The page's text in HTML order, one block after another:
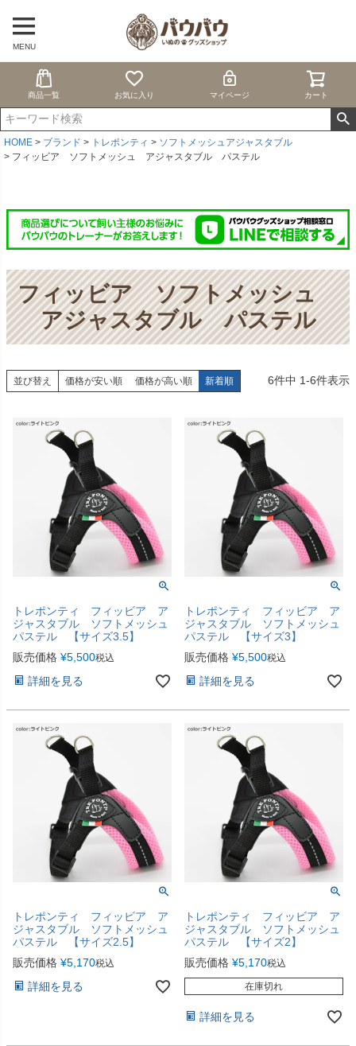
MENU
商品一覧 お気に入り マイページ カート
HOME ブランド トレポンティ
ソフトメッシュアジャスタブル
フィッビア ソフトメッシュ アジャスタブル パステル
フィッビア ソフトメッシュ
アジャスタブル パステル
並び替え 価格が安い順 価格が高い順 新着順 6件中 1-6件表示
トレポンティ フィッビア ア
ジャスタブル ソフトメッシュ
パステル 【サイズ3.5】
販売価格 ¥5,500税込
詳細を見る
トレポンティ フィッビア ア
ジャスタブル ソフトメッシュ
パステル 【サイズ3】
販売価格 ¥5,500税込
詳細を見る
トレポンティ フィッビア ア
ジャスタブル ソフトメッシュ
パステル 【サイズ2.5】
販売価格 ¥5,170税込
詳細を見る
トレポンティ フィッビア ア
ジャスタブル ソフトメッシュ
パステル 【サイズ2】
販売価格 ¥5,170税込
在庫切れ
詳細を見る